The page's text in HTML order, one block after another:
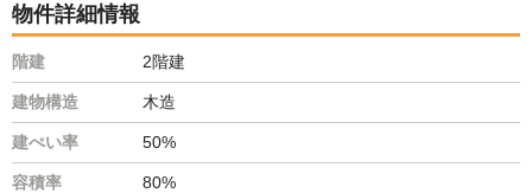
物件詳細情報
階建 2階建
建物構造 木造
建ぺい率 50%
容積率 80%